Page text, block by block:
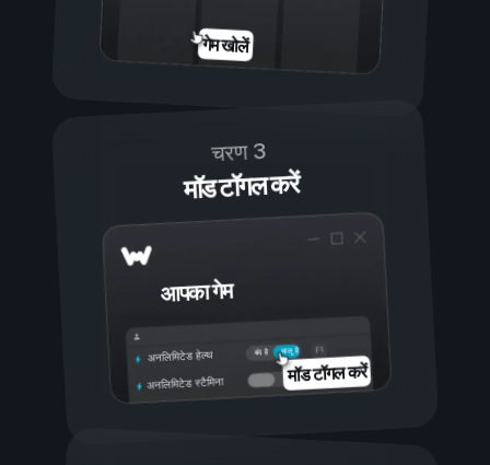
गेम खोलें
चरण 3
मॉड टॉगल करें
आपका गेम
चालू है
बंद है
अनलिमिटेड हेल्थ
अनलिमिटेड स्टैमिना मॉड टॉगल करें